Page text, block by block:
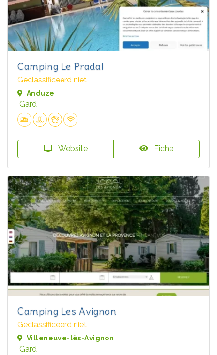
Camping Le Pradal
Geclassificeerd niet
Anduze
Gard
Website Fiche
Camping Les Avignon
Geclassificeerd niet
Villeneuve-lès-Avignon
Gard